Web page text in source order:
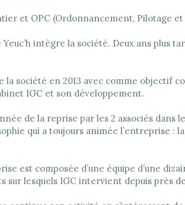
et OPC (Ordonnancement, Pilotage
Yeuc’h intègre la société. Deux ans plus
société en 2013 avec comme objectif
IGC et son développement.
de la reprise par les 2 associés
qui a toujours animée l’entreprise :
est composée d’une équipe d’une
sur lesquels IGC intervient depuis près